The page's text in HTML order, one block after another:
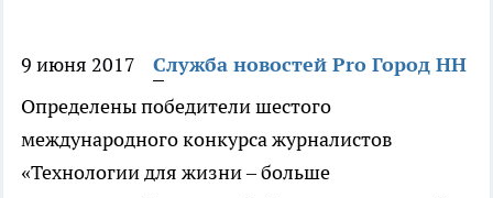
9 июня 2017
Служба новостей Pro Город НН
Определены победители шестого
международного конкурса журналистов
«Технологии для жизни – больше